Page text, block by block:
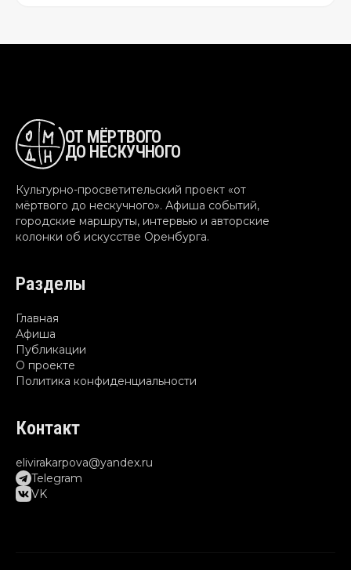
ОТ МЁРТВОГО
ДО НЕСКУЧНОГО
Культурно-просветительский проект «от
мёртвого до нескучного». Афиша событий,
городские маршруты, интервью и авторские
колонки об искусстве Оренбурга.
Разделы
Главная
Афиша
Публикации
О проекте
Политика конфиденциальности
Контакт
elivirakarpova@yandex.ru
Telegram
VK